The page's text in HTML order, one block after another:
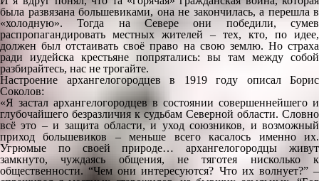
была развязана большевиками, она не закончилась, а перешла в
«холодную». Тогда на Севере они победили, сумев
распропагандировать местных жителей – тех, кто, по идее,
должен был отстаивать своё право на свою землю. Но страха
ради иудейска крестьяне попрятались: вы там между собой
разбирайтесь, нас не трогайте.
Настроение архангелогородцев в 1919 году описал Борис
Соколов:
«Я застал архангелогородцев в состоянии совершеннейшего и
глубочайшего безразличия к судьбам Северной области. Словно
всё это – и защита области, и уход союзников, и возможный
приход большевиков – меньше всего касалось именно их.
Угрюмые по своей природе… архангелогородцы живут
замкнуто, чуждаясь общения, не тяготея нисколько к
общественности. “Чем они интересуются? Что их волнует?” –